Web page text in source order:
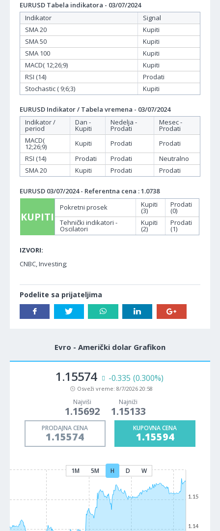
EURUSD Tabela indikatora - 03/07/2024
Indikator
Signal
SMA 20
Kupiti
SMA 50
Kupiti
SMA 100
Kupiti
MACD( 12;26;9)
Kupiti
RSI (14)
Prodati
Stochastic ( 9;6;3)
Kupiti
EURUSD Indikator / Tabela vremena - 03/07/2024
Indikator /
period
Dan -
Kupiti
Nedelja -
Prodati
Mesec -
Prodati
MACD(
12;26;9) Kupiti Prodati
Prodati
RSI (14)
Prodati Prodati
Neutralno
SMA 20
Kupiti Prodati Prodati
EURUSD 03/07/2024 - Referentna cena : 1.0738
KUPITI
Pokretni prosek Kupiti
(3)
Prodati
(0)
Tehnički indikatori -
Oscilatori
Kupiti
(2)
Prodati
(1)
IZVORI:
CNBC, Investing;
Podelite sa prijateljima
Evro - Američki dolar Grafikon
1.15574 -0.335 (0.300%)
Osveži vreme: 8/7/2026 20:58
Najviši
1.15692
Najniži
1.15133
PRODAJNA CENA
1.15574
KUPOVNA CENA
1.15594
1M 5M H D W
1.14
1.15